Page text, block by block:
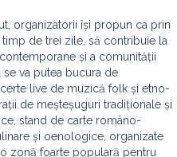
organizatorii își propun ca prin
de trei zile, să contribuie la
și a comunității
va putea bucura de
live de muzică folk și etno-
de meșteșuguri tradiționale și
stand de carte româno-
și oenologice, organizate
zonă foarte populară pentru